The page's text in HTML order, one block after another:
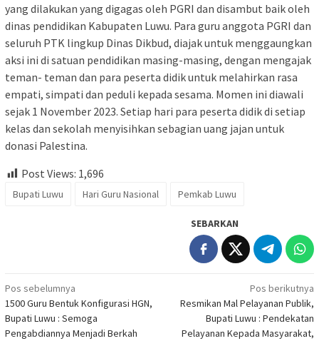
yang dilakukan yang digagas oleh PGRI dan disambut baik oleh
dinas pendidikan Kabupaten Luwu. Para guru anggota PGRI dan
seluruh PTK lingkup Dinas Dikbud, diajak untuk menggaungkan
aksi ini di satuan pendidikan masing-masing, dengan mengajak
teman- teman dan para peserta didik untuk melahirkan rasa
empati, simpati dan peduli kepada sesama. Momen ini diawali
sejak 1 November 2023. Setiap hari para peserta didik di setiap
kelas dan sekolah menyisihkan sebagian uang jajan untuk
donasi Palestina.
Post Views: 1,696
Bupati Luwu Hari Guru Nasional Pemkab Luwu
SEBARKAN
Navigasi
pos
Pos sebelumnya
1500 Guru Bentuk Konfigurasi HGN,
Bupati Luwu : Semoga
Pengabdiannya Menjadi Berkah
Pos berikutnya
Resmikan Mal Pelayanan Publik,
Bupati Luwu : Pendekatan
Pelayanan Kepada Masyarakat,